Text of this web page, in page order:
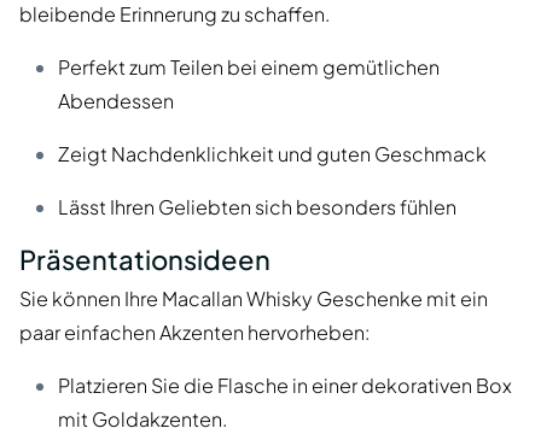
bleibende Erinnerung zu schaffen.
Perfekt zum Teilen bei einem gemütlichen
Abendessen
Zeigt Nachdenklichkeit und guten Geschmack
Lässt Ihren Geliebten sich besonders fühlen
Präsentationsideen
Sie können Ihre Macallan Whisky Geschenke mit ein
paar einfachen Akzenten hervorheben:
Platzieren Sie die Flasche in einer dekorativen Box
mit Goldakzenten.